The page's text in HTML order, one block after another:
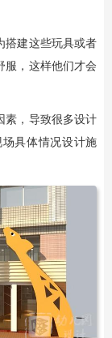
搭建这些玩具或者
服，这样他们才会
素，导致很多设计
具体情况设计施